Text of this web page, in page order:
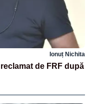
Ionuț Nichita
de FRF după